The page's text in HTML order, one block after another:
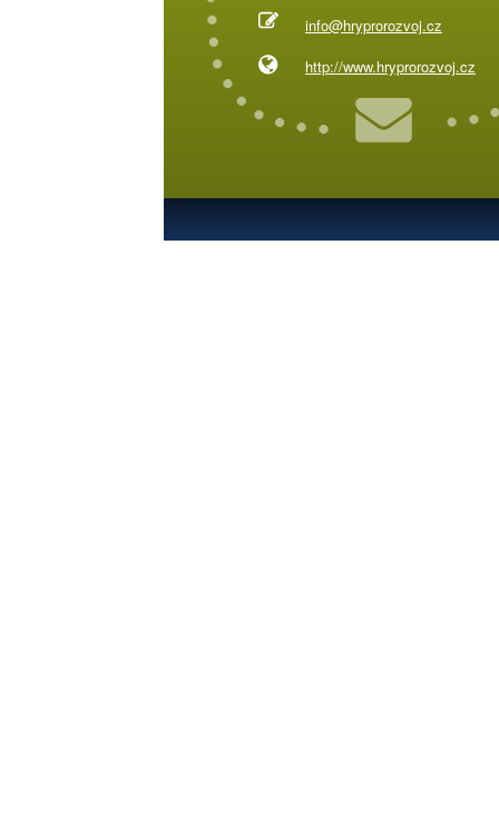
info@hryprorozvoj.cz
http://www.hryprorozvoj.cz